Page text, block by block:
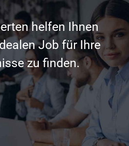
helfen Ihnen
Job für Ihre
zu finden.